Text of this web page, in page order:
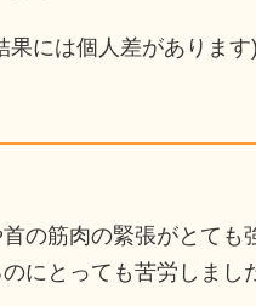
果には個人差があります)
の筋肉の緊張がとても
にとっても苦労しまし